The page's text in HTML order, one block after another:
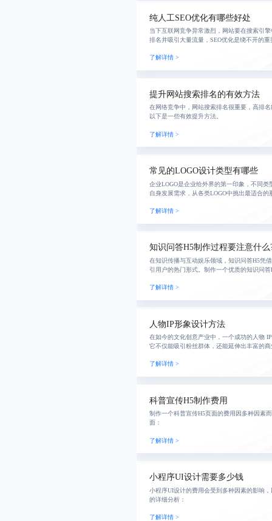
纯人工SEO优化有哪些好处
当下互联网竞争异常激烈，网站要在搜索引
排名并吸引大量流量，SEO优化是绕不开的重
了解详情 >
提升网站搜索排名的有效方法
在网络竞争中，网站搜索排名很重要，高排
以下是一些有效提升方法。
了解详情 >
常见的LOGO设计类型有哪些
企业LOGO是企业给外界的第一印象，不同
自身发展需求，从各类LOGO中挑出最适合的
了解详情 >
知识问答H5制作过程要注意什么
在知识传播与互动娱乐领域，知识问答H5凭
引用户的热门形式。制作一个优质的知识问
了解详情 >
人物IP形象设计方法
在如今的文化创意产业中，一个成功的人物
它不仅能吸引粉丝群体，还能延伸出丰富的
了解详情 >
科普宣传H5制作费用
制作一个科普宣传H5页面的费用因多种因素
面：
了解详情 >
小程序UI设计需要多少钱
小程序UI设计的费用会受到多种因素的影响
的详细分析：
了解详情 >